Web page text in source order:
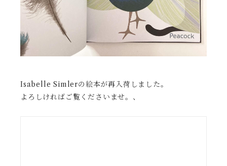
Isabelle Simlerの絵本が再入荷しました。
よろしければご覧くださいませ。、